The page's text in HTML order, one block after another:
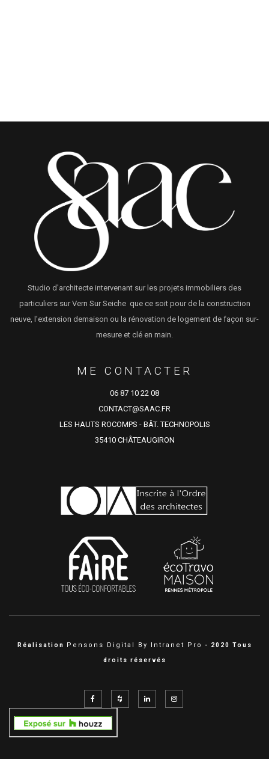
Studio d'architecte intervenant sur les projets immobiliers des
particuliers sur Vern Sur Seiche que ce soit pour de la construction
neuve, l'extension demaison ou la rénovation de logement de façon sur-
mesure et clé en main.
ME CONTACTER
06 87 10 22 08
CONTACT@SAAC.FR
LES HAUTS ROCOMPS - BÂT. TECHNOPOLIS
35410 CHÂTEAUGIRON
Réalisation Pensons Digital By Intranet Pro - 2020 Tous
droits réservés